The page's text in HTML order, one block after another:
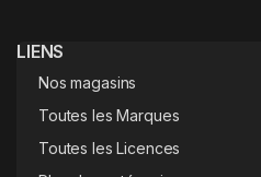
LIENS
Nos magasins
Toutes les Marques
Toutes les Licences